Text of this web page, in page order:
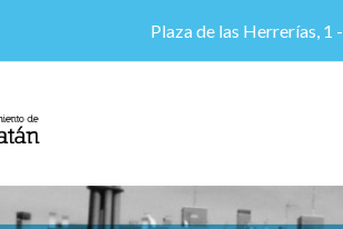
Plaza de las Herrerías,